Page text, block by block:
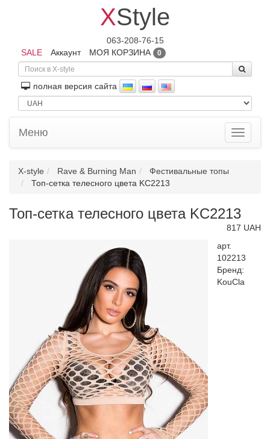
XStyle
063-208-76-15
SALE
Аккаунт МОЯ КОРЗИНА 0
полная версия сайта
Toggle
Меню
X-style Rave & Burning Man
Фестивальные топы
Топ-сетка телесного цвета KC2213
Топ-сетка телесного цвета KC2213
817 UAH
арт.
102213
Бренд:
KouCla